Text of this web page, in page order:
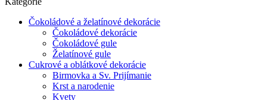
Čokoládové a želatínové dekorácie
Čokoládové dekorácie
Čokoládové gule
Želatínové gule
Cukrové a oblátkové dekorácie
Birmovka a Sv. Prijímanie
Krst a narodenie
Kvety